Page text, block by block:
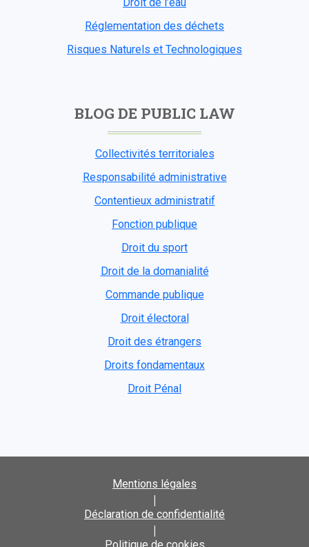
Droit de l’eau
Réglementation des déchets
Risques Naturels et Technologiques
BLOG DE PUBLIC LAW
Collectivités territoriales
Responsabilité administrative
Contentieux administratif
Fonction publique
Droit du sport
Droit de la domanialité
Commande publique
Droit électoral
Droit des étrangers
Droits fondamentaux
Droit Pénal
Mentions légales
|
Déclaration de confidentialité
|